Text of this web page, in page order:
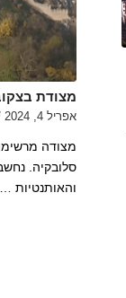
מצודת
אפריל 4, 2024
מצודה
סלובקיה.
והאותנטיות …